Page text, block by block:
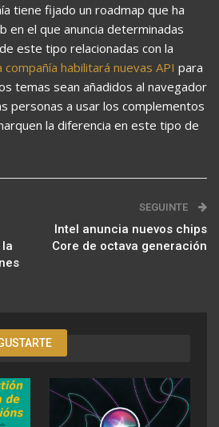
tiene fijado un roadmap que ha
en el que anuncia determinadas
este tipo relacionadas con la
compañía habilitará nuevas API para
temas sean añadidos al navegador
personas a usar los complementos
la diferencia en este tipo de
SEGUINTE
Intel anuncia nuevos chips
Core de octava generación